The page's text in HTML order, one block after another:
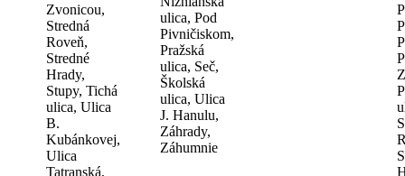
Zvonicou,
Stredná
Roveň,
Stredné
Hrady,
Stupy, Tichá
ulica, Ulica
B.
Kubánkovej,
Ulica
Tatranská,
ulica, Pod
Pivničiskom,
Pražská
ulica, Seč,
Školská
ulica, Ulica
J. Hanulu,
Záhrady,
Záhumnie